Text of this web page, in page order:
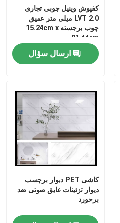
و بچسبانید
کفپوش وینیل چوبی تجاری
LVT 2.0 میلی متر عمیق
چوب برجسته 15.24cm x
91.44cm
ارسال سؤال
کاشی PET دیوار برچسب
دیوار تزئینات عایق صوتی ضد
برخورد